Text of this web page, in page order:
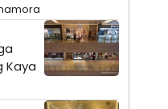
Kaya